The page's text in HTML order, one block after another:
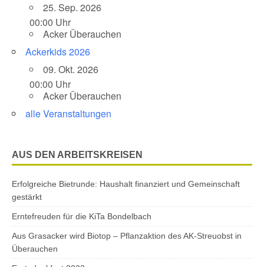
25. Sep. 2026
00:00 Uhr
Acker Überauchen
Ackerkids 2026
09. Okt. 2026
00:00 Uhr
Acker Überauchen
alle Veranstaltungen
AUS DEN ARBEITSKREISEN
Erfolgreiche Bietrunde: Haushalt finanziert und Gemeinschaft
gestärkt
Erntefreuden für die KiTa Bondelbach
Aus Grasacker wird Biotop – Pflanzaktion des AK-Streuobst in
Überauchen